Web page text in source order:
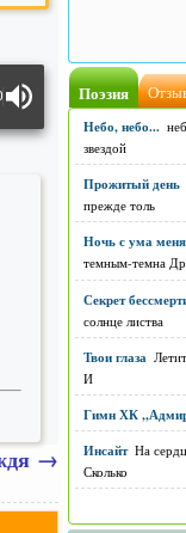
→
Поэзия
Небо, небо...
звездой
Прожитый день
прежде толь
Ночь с ума меня
темным-темна
Секрет
солнце листва
Твои глаза
И
Гимн ХК
Инсайт На
Сколько